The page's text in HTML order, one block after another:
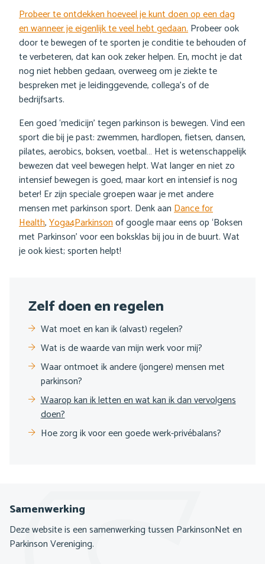
Probeer te ontdekken hoeveel je kunt doen op een dag
en wanneer je eigenlijk te veel hebt gedaan.Probeer ook
door te bewegen of te sporten je conditie te behouden of
te verbeteren, dat kan ook zeker helpen. En, mocht je dat
nog niet hebben gedaan, overweeg om je ziekte te
bespreken met je leidinggevende, collega’s of de
bedrijfsarts.
Een goed ‘medicijn’ tegen parkinson is bewegen. Vind een
sport die bij je past: zwemmen, hardlopen, fietsen, dansen,
pilates, aerobics, boksen, voetbal… Het is wetenschappelijk
bewezen dat veel bewegen helpt. Wat langer en niet zo
intensief bewegen is goed, maar kort en intensief is nog
beter! Er zijn speciale groepen waar je met andere
mensen met parkinson sport. Denk aanDance for
Health,Yoga4Parkinsonof google maar eens op ‘Boksen
met Parkinson’ voor een boksklas bij jou in de buurt. Wat
je ook kiest; sporten helpt!
Sub
Zelf doen en regelen
Wat moet en kan ik (alvast) regelen?
Wat is de waarde van mijn werk voor mij?
Waar ontmoet ik andere (jongere) mensen met
parkinson?
Waarop kan ik letten en wat kan ik dan vervolgens
doen?
Hoe zorg ik voor een goede werk-privébalans?
Samenwerking
Deze website is een samenwerking tussen ParkinsonNet en
Parkinson Vereniging.